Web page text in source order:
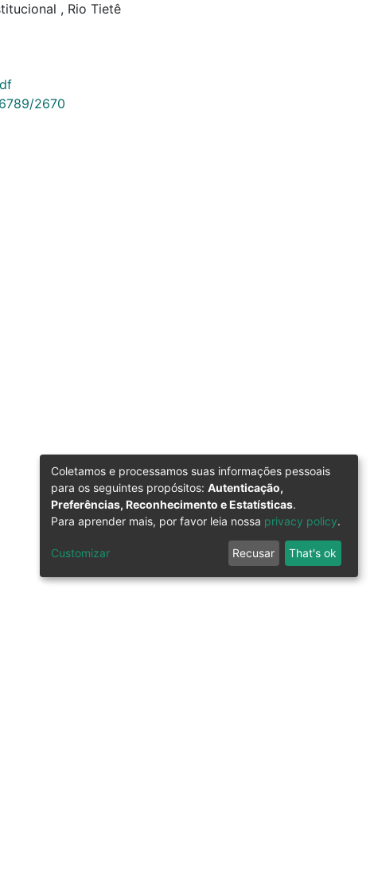
, Rio Tietê
2670
Coletamos e processamos suas informações pessoais
para os seguintes propósitos: Autenticação,
Preferências, Reconhecimento e Estatísticas.
Para aprender mais, por favor leia nossa privacy policy.
Customizar Recusar That's ok